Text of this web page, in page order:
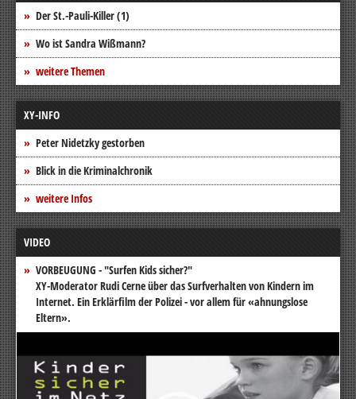
Der St.-Pauli-Killer (1)
Wo ist Sandra Wißmann?
weitere Themen
XY-INFO
Peter Nidetzky gestorben
Blick in die Kriminalchronik
weitere Infos
VIDEO
VORBEUGUNG - "Surfen Kids sicher?"
XY-Moderator Rudi Cerne über das Surfverhalten von Kindern im
Internet. Ein Erklärfilm der Polizei - vor allem für «ahnungslose
Eltern».
Video-